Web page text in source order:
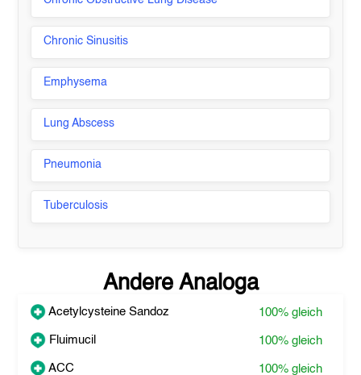
Chronic Sinusitis
Emphysema
Lung Abscess
Pneumonia
Tuberculosis
Andere Analoga
Acetylcysteine Sandoz 100% gleich
Fluimucil 100% gleich
ACC 100% gleich